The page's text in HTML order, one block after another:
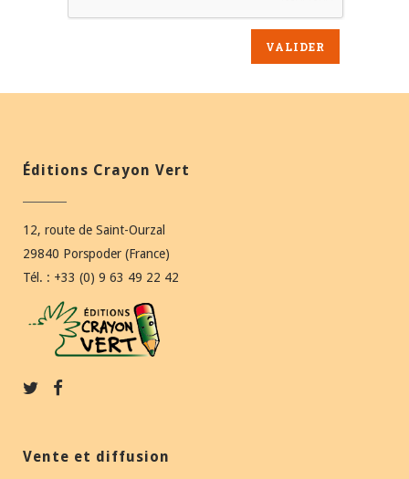
Éditions Crayon Vert
12, route de Saint-Ourzal
29840 Porspoder (France)
Tél. : +33 (0) 9 63 49 22 42
Vente et diffusion